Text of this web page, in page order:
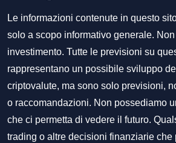
Le informazioni contenute in questo
solo a scopo informativo generale.
investimento. Tutte le previsioni su
rappresentano un possibile sviluppo
criptovalute, ma sono solo previsioni,
o raccomandazioni. Non possediamo
che ci permetta di vedere il futuro.
trading o altre decisioni finanziarie che